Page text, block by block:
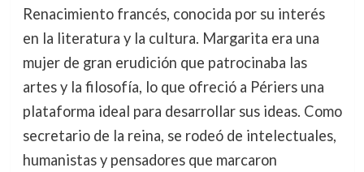
Renacimiento francés, conocida por su interés
en la literatura y la cultura. Margarita era una
mujer de gran erudición que patrocinaba las
artes y la filosofía, lo que ofreció a Périers una
plataforma ideal para desarrollar sus ideas. Como
secretario de la reina, se rodeó de intelectuales,
humanistas y pensadores que marcaron